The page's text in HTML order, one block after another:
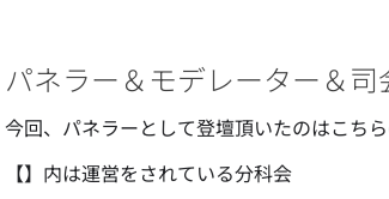
パネラー＆モデレーター＆司
今回、パネラーとして登壇頂いたのはこち
【】内は運営をされている分科会